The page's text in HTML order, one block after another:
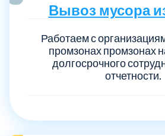
Вывоз мусора
Работаем с
промзонах промзонах
долгосрочного
отчетности.